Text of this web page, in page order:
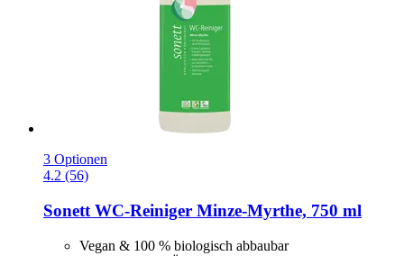
3 Optionen
4.2 (56)
Sonett WC-​Reiniger Minze-​Myrthe, 750 ml
Vegan & 100 % biologisch abbaubar